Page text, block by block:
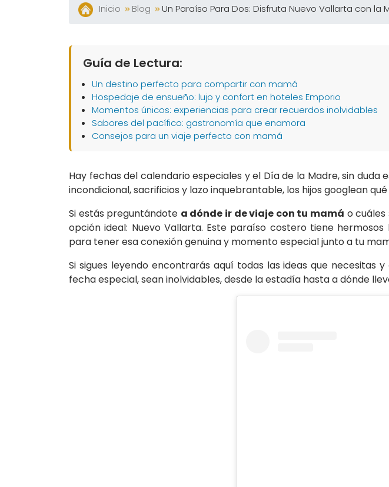
Inicio Blog Un Paraíso Para Dos: Disfruta Nuevo Vallarta con la
Guía de Lectura:
Un destino perfecto para compartir con mamá
Hospedaje de ensueño: lujo y confort en hoteles Emporio
Momentos únicos: experiencias para crear recuerdos inolvidables
Sabores del pacífico: gastronomía que enamora
Consejos para un viaje perfecto con mamá
Hay fechas del calendario especiales y el Día de la Madre, sin
incondicional, sacrificios y lazo inquebrantable, los hijos googlean
Si estás preguntándote a dónde ir de viaje con tu mamá o cuáles
opción ideal: Nuevo Vallarta. Este paraíso costero tiene
para tener esa conexión genuina y momento especial junto a tu
Si sigues leyendo encontrarás aquí todas las ideas que necesitas
fecha especial, sean inolvidables, desde la estadía hasta a dónde